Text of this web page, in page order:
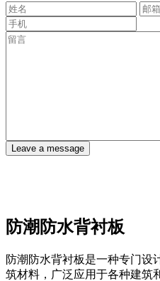
Leave a message
防潮防水背衬板
防潮防水背衬板是一种专门设
筑材料，广泛应用于各种建筑